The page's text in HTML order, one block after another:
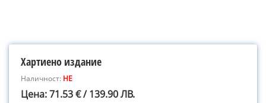
Хартиено издание
Наличност: НЕ
Цена: 71.53 € / 139.90 ЛВ.